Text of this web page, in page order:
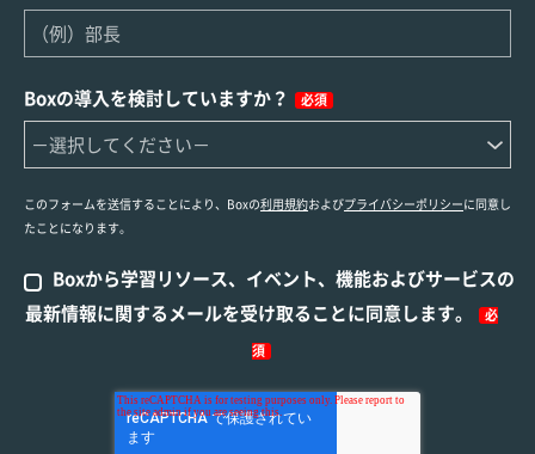
Boxの導入を検討していますか？ 必須
このフォームを送信することにより、Boxの利用規約およびプライバシーポリシーに同意し
たことになります。
Boxから学習リソース、イベント、機能およびサービスの
最新情報に関するメールを受け取ることに同意します。
必
須